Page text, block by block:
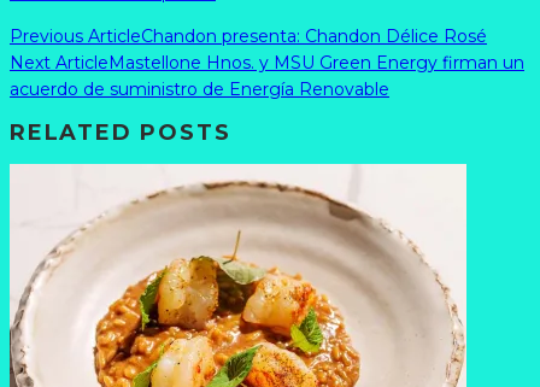
Previous ArticleChandon presenta: Chandon Délice Rosé
Next Article Mastellone Hnos. y MSU Green Energy firman un
acuerdo de suministro de Energía Renovable
RELATED POSTS